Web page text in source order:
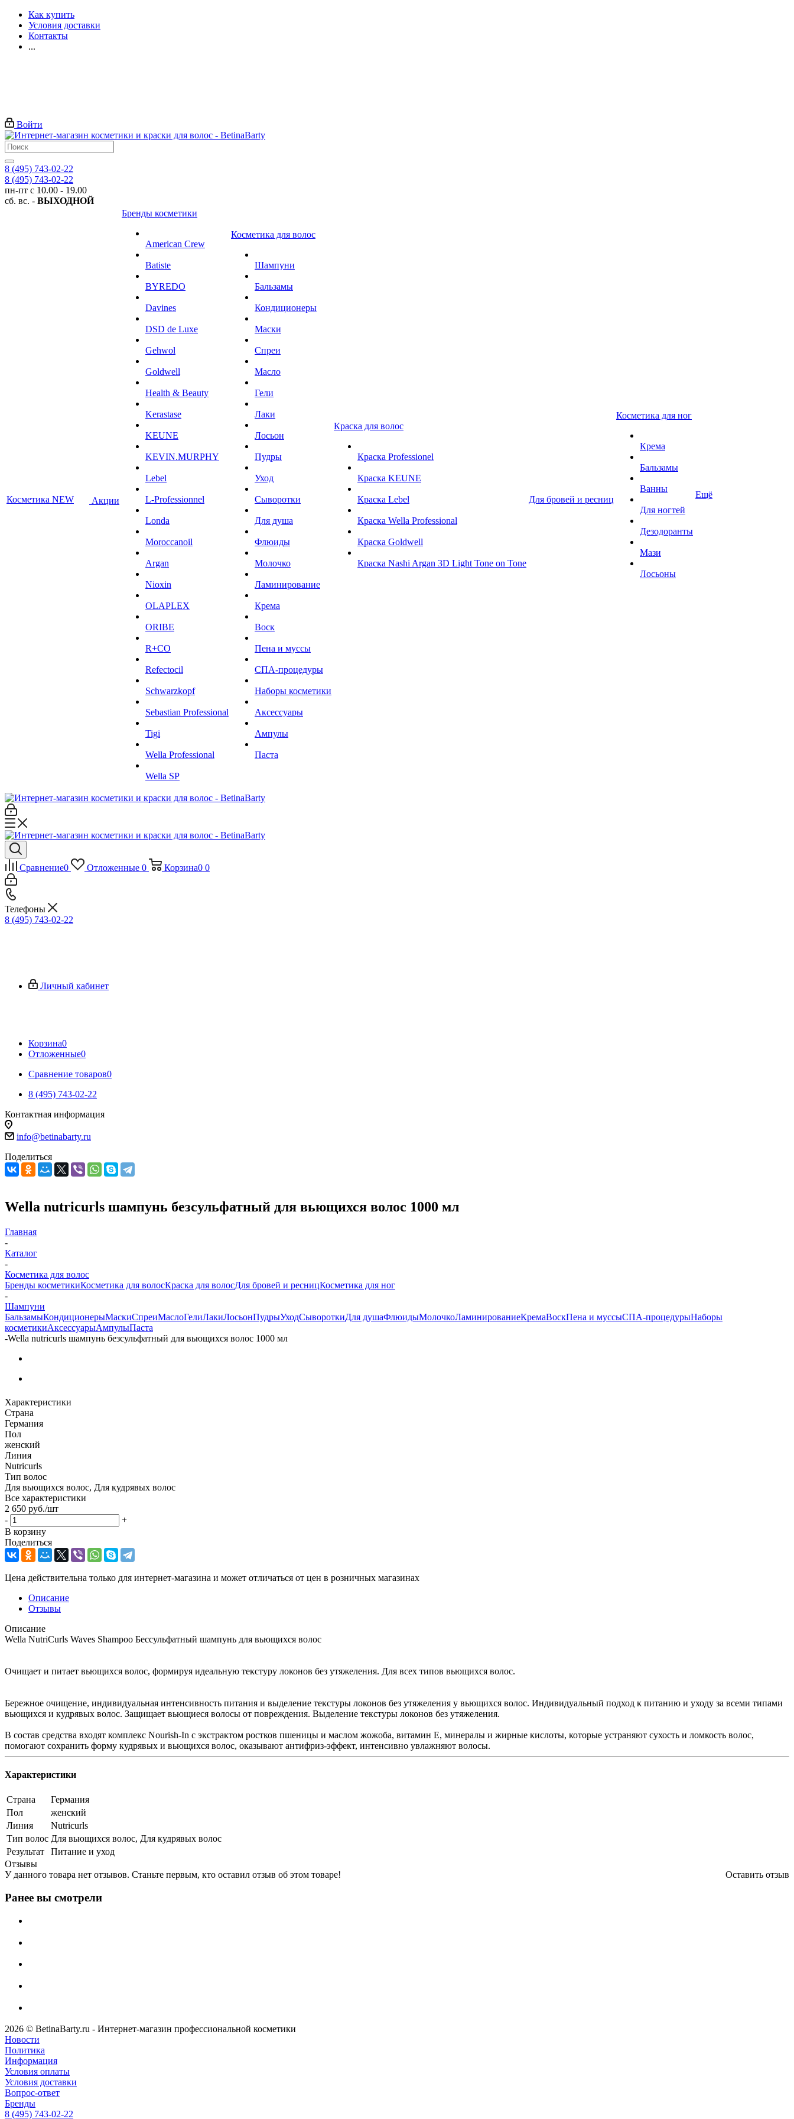
Как купить
Условия доставки
Контакты
...
Войти
8 (495) 743-02-22
8 (495) 743-02-22
пн-пт с 10.00 - 19.00
сб. вс. - ВЫХОДНОЙ
Косметика NEW Акции
Бренды косметики
American Crew
Batiste
BYREDO
Davines
DSD de Luxe
Gehwol
Goldwell
Health & Beauty
Kerastase
KEUNE
KEVIN.MURPHY
Lebel
L-Professionnel
Londa
Moroccanoil
Argan
Niохin
OLAPLEX
ORIBE
R+CO
Refectocil
Schwarzkopf
Sebastian Professional
Tigi
Wella Professional
Wella SP
Косметика для волос
Шампуни
Бальзамы
Кондиционеры
Маски
Спреи
Масло
Гели
Лаки
Лосьон
Пудры
Уход
Сыворотки
Для душа
Флюиды
Молочко
Ламинирование
Крема
Воск
Пена и муссы
СПА-процедуры
Наборы косметики
Аксессуары
Ампулы
Паста
Краска для волос
Краска Professionel
Краска KEUNE
Краска Lebel
Краска Wella Professional
Краска Goldwell
Краска Nashi Argan 3D Light Tone on Tone
Для бровей и ресниц
Косметика для ног
Крема
Бальзамы
Ванны
Для ногтей
Дезодоранты
Мази
Лосьоны
Ещё
Сравнение0 Отложенные 0 Корзина0 0
Телефоны
8 (495) 743-02-22
Личный кабинет
Корзина0
Отложенные0
Сравнение товаров0
8 (495) 743-02-22
Контактная информация
info@betinabarty.ru
Поделиться
Wella nutricurls шампунь безсульфатный для вьющихся волос 1000 мл
Главная
-
Каталог
-
Косметика для волос
Бренды косметикиКосметика для волосКраска для волосДля бровей и ресницКосметика для ног
-
Шампуни
БальзамыКондиционерыМаскиСпреиМаслоГелиЛакиЛосьонПудрыУходСывороткиДля душаФлюидыМолочкоЛаминированиеКремаВоскПена и муссыСПА-процедурыНаборы
косметикиАксессуарыАмпулыПаста
-Wella nutricurls шампунь безсульфатный для вьющихся волос 1000 мл
Характеристики
Страна
Германия
Пол
женский
Линия
Nutricurls
Тип волос
Для вьющихся волос, Для кудрявых волос
Все характеристики
2 650 руб./шт
-
+
В корзину
Поделиться
Цена действительна только для интернет-магазина и может отличаться от цен в розничных магазинах
Описание
Отзывы
Описание
Wella NutriCurls Waves Shampoo Бессульфатный шампунь для вьющихся волос
Очищает и питает вьющихся волос, формируя идеальную текстуру локонов без утяжеления. Для всех типов вьющихся волос.
Бережное очищение, индивидуальная интенсивность питания и выделение текстуры локонов без утяжеления у вьющихся волос. Индивидуальный подход к питанию и уходу за всеми типами
вьющихся и кудрявых волос. Защищает вьющиеся волосы от повреждения. Выделение текстуры локонов без утяжеления.
В состав средства входят комплекс Nourish-In с экстрактом ростков пшеницы и маслом жожоба, витамин Е, минералы и жирные кислоты, которые устраняют сухость и ломкость волос,
помогают сохранить форму кудрявых и вьющихся волос, оказывают антифриз-эффект, интенсивно увлажняют волосы.
Характеристики
Страна
Германия
Пол
женский
Линия
Nutricurls
Тип волос Для вьющихся волос, Для кудрявых волос
Результат
Питание и уход
Отзывы
Оставить отзыв
У данного товара нет отзывов. Станьте первым, кто оставил отзыв об этом товаре!
Ранее вы смотрели
2026 © BetinaBarty.ru - Интернет-магазин профессиональной косметики
Новости
Политика
Информация
Условия оплаты
Условия доставки
Вопрос-ответ
Бренды
8 (495) 743-02-22